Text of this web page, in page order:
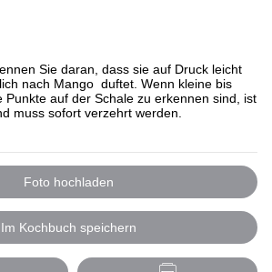
Sie daran, dass sie auf Druck leicht
nach Mango duftet. Wenn kleine bis
Punkte auf der Schale zu erkennen sind, ist
muss sofort verzehrt werden.
Foto hochladen
Im Kochbuch speichern